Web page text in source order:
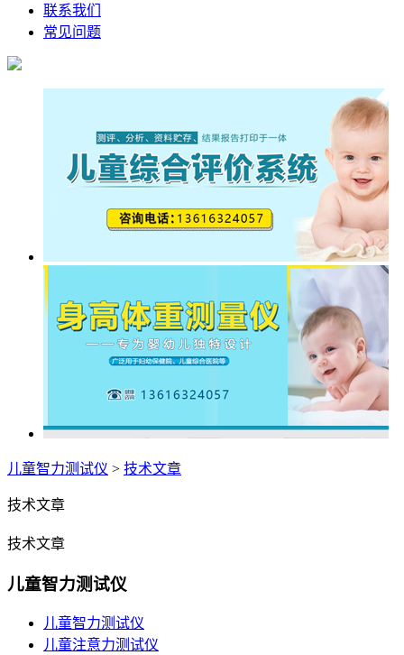
联系我们
常见问题
儿童智力测试仪 > 技术文章
技术文章
技术文章
儿童智力测试仪
儿童智力测试仪
儿童注意力测试仪